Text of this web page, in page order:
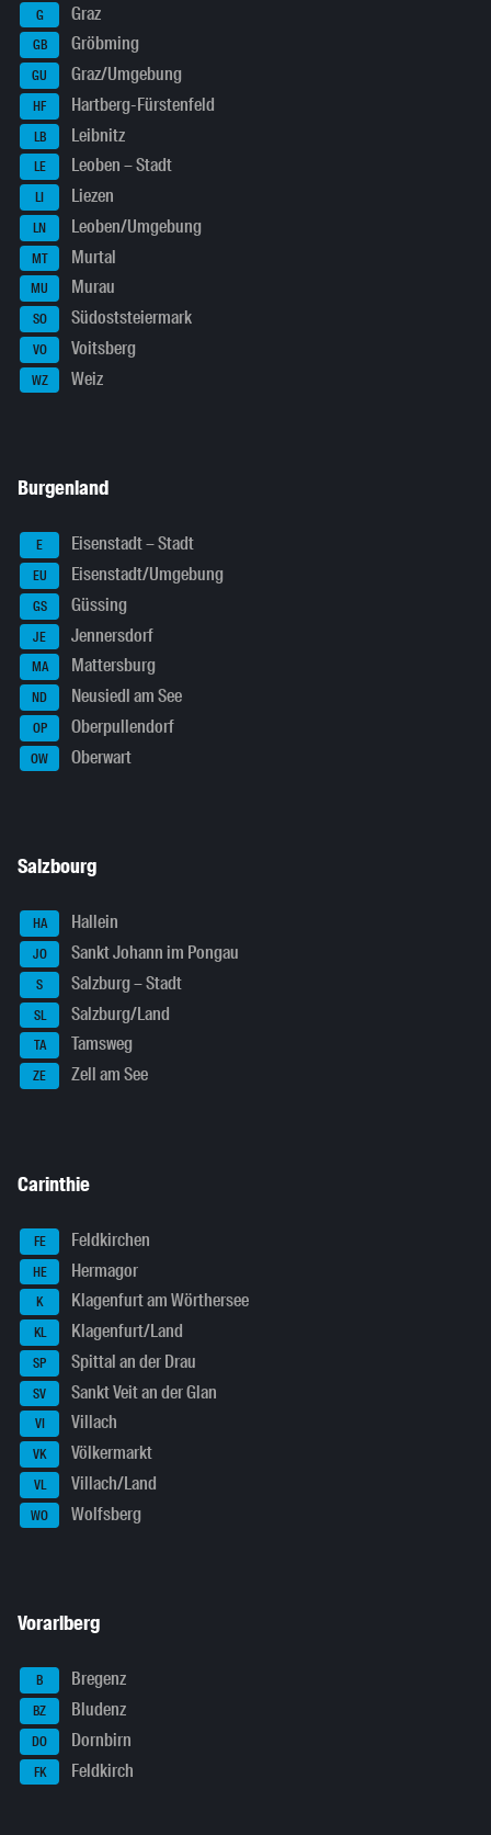
G Graz
GB Gröbming
GU Graz/Umgebung
HF Hartberg-Fürstenfeld
LB Leibnitz
LE Leoben – Stadt
LI Liezen
LN Leoben/Umgebung
MT Murtal
MU Murau
SO Südoststeiermark
VO Voitsberg
WZ Weiz
Burgenland
E Eisenstadt – Stadt
EU Eisenstadt/Umgebung
GS Güssing
JE Jennersdorf
MA Mattersburg
ND Neusiedl am See
OP Oberpullendorf
OW Oberwart
Salzbourg
HA Hallein
JO Sankt Johann im Pongau
S Salzburg – Stadt
SL Salzburg/Land
TA Tamsweg
ZE Zell am See
Carinthie
FE Feldkirchen
HE Hermagor
K Klagenfurt am Wörthersee
KL Klagenfurt/Land
SP Spittal an der Drau
SV Sankt Veit an der Glan
VI Villach
VK Völkermarkt
VL Villach/Land
WO Wolfsberg
Vorarlberg
B Bregenz
BZ Bludenz
DO Dornbirn
FK Feldkirch